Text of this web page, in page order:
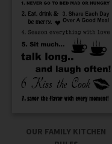
OUR FAMILY KITCHEN